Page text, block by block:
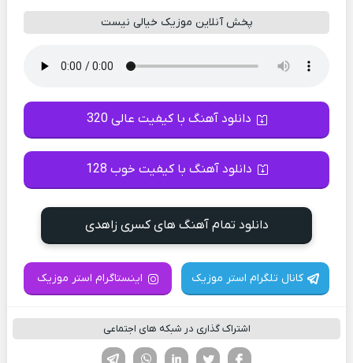
پخش آنلاین موزیک خیالی نیست
دانلود آهنگ با کیفیت عالی 320
دانلود آهنگ با کیفیت خوب 128
دانلود تمام آهنگ های کسری زاهدی
کانال تلگرام استر موزیک اینستاگرام استر موزیک
اشتراک گذاری در شبکه های اجتماعی
لینکدین تویتر
فیسوک